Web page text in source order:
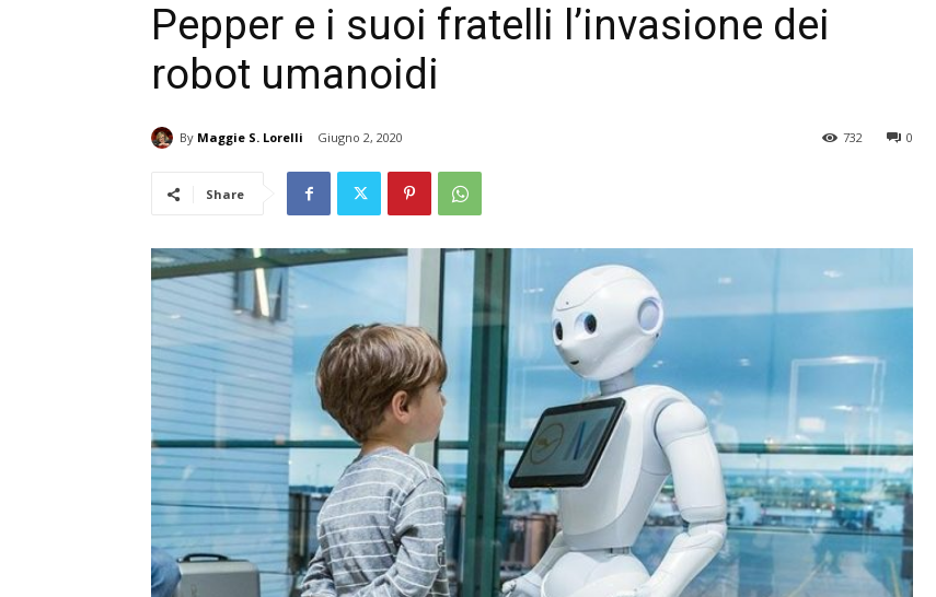
Pepper e i suoi fratelli l’invasione dei
robot umanoidi
By Maggie S. Lorelli Giugno 2, 2020 0
732
Share